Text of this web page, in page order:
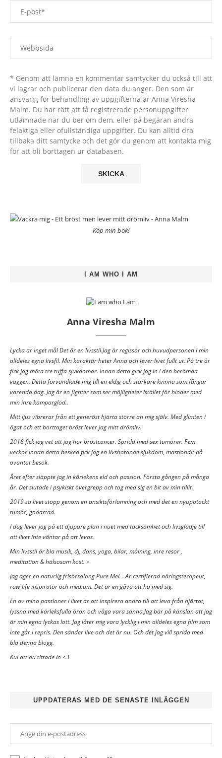
* Genom att lämna en kommentar samtycker du också till att
vi lagrar och publicerar den data du anger. Den som är
ansvarig för behandling av uppgifterna är Anna Viresha
Malm. Du har rätt att få registrerade personuppgifter
utlämnade när du ber om dem, eller på begäran ändra
felaktiga eller ofullständiga uppgifter. Du kan alltid dra
tillbaka ditt samtycke och det gör du genom att kontakta mig
för att bli borttagen ur databasen.
Köp min bok!
I AM WHO I AM
Anna Viresha Malm
Lycka är inget mål Det är en livsstil.Jag är regissör och huvudpersonen i min
alldeles egna livsfil. Min karaktär heter Anna och lever livet fullt ut. På tre år
fick jag möta tre tuffa sjukdomar. Innan detta gick jag in i den berömda
väggen. Detta förvandlade mig till en eldig och starkare kvinna som fångar
varenda dag. Jag är en fighter som ser möjligheter istället för hinder med
min inre kämparglöd..
Mitt ljus vibrerar från ett generöst hjärta större än mig själv. Med glimten i
ögat och ett borttaget bröst lever jag mitt drömliv.
2018 fick jag vet att jag har bröstcancer. Spridd med sex tumörer. Fem
veckor innan detta besked fick jag en livshotande sjukdom, mastiondit på
oväntat besök.
Året efter släppte jag in kärlekens eld och passion. Första gången på många
år. Det slutade i psykiskt övergrepp och tog med sig en bit av min tillit.
2019 sa livet stopp genom en ansiktsförlamning och med det en nyupptäckt
tumör, godartad.
I dag lever jag på ett djupare plan i nuet med tacksamhet och livsglädje till
att livet inte väntar på att levas.
Min livsstil är bla musik, dj, dans, yoga, bilar, målning, inre resor ,
meditation & hälsosam kost. >
Jag äger en naturlig frisörsalong Pure Mei. . Är certifierad näringsterapeut,
raw life inspiratör och medium. Det är en gåva att ha med sig.
En av mina passioner i livet är att inspirera andra till att leva från hjärtat,
lyssna med kärleksfulla öron och våga vara sanna.Jag bär på känslan att jag
är min egna lyckas lott. Jag låter mig vara lycklig i min alldeles egna film som
inte går i repris. Den sänder live och det är nu. Och det jag vill sprida med
bla denna blogg.
Kul att du tittade in <3
UPPDATERAS MED DE SENASTE INLÄGGEN